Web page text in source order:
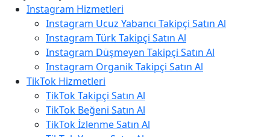
Instagram Hizmetleri
Instagram Ucuz Yabancı Takipçi Satın Al
Instagram Türk Takipçi Satın Al
Instagram Düşmeyen Takipçi Satın Al
Instagram Organik Takipçi Satın Al
TikTok Hizmetleri
TikTok Takipçi Satın Al
TikTok Beğeni Satın Al
TikTok İzlenme Satın Al